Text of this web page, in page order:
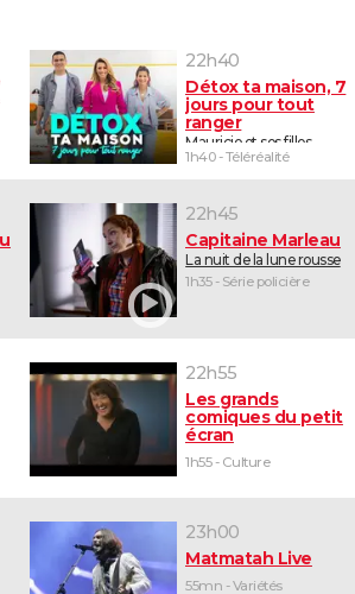
22h40
Détox ta maison, 7
jours pour tout
ranger
Mauricio et ses filles
1h40 - Téléréalité
22h45
Capitaine Marleau
La nuit de la lune rousse
1h35 - Série policière
22h55
Les grands
comiques du petit
écran
1h55 - Culture
23h00
Matmatah Live
55mn - Variétés